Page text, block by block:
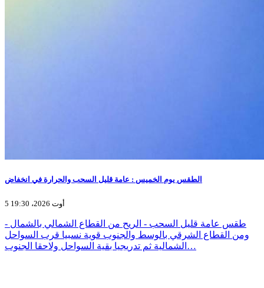
الطقس يوم الخميس : عامة قليل السحب والحرارة في انخفاض
5 أوت 2026، 19:30
- طقس عامة قليل السحب - الريح من القطاع الشمالي بالشمال
ومن القطاع الشرقي بالوسط والجنوب قوية نسبيا قرب السواحل
الشمالية ثم تدريجيا بقية السواحل ولاحقا الجنوب…